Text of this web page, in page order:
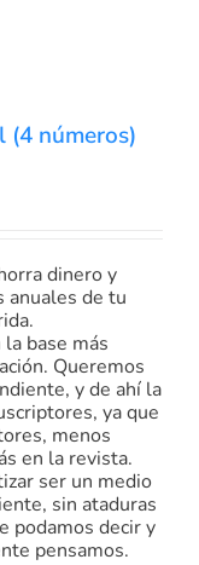
(4 números)
dinero y
anuales de tu
base más
Queremos
y de ahí la
ya que
menos
en la revista.
ser un medio
sin ataduras
podamos decir y
pensamos.